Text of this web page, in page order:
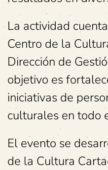
La actividad
Centro de la
Dirección de
objetivo es
iniciativas de
culturales en todo
El evento se
de la Cultura